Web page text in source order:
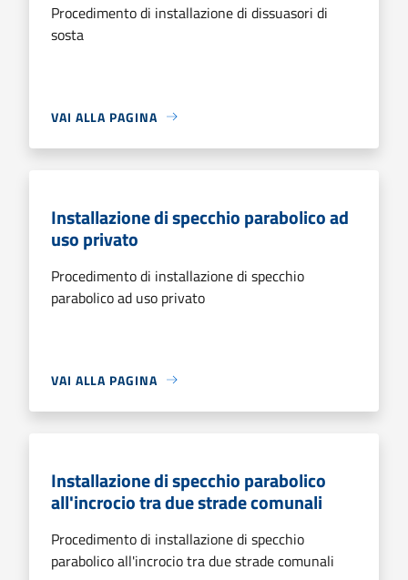
Procedimento di installazione di dissuasori di
sosta
VAI ALLA PAGINA
Installazione di specchio parabolico ad
uso privato
Procedimento di installazione di specchio
parabolico ad uso privato
VAI ALLA PAGINA
Installazione di specchio parabolico
all'incrocio tra due strade comunali
Procedimento di installazione di specchio
parabolico all'incrocio tra due strade comunali